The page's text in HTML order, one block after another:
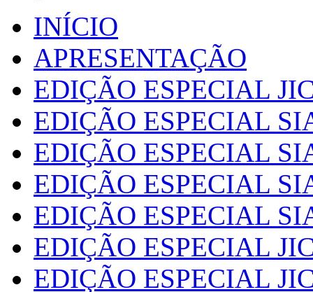
INÍCIO
APRESENTAÇÃO
EDIÇÃO ESPECIAL
EDIÇÃO ESPECIAL
EDIÇÃO ESPECIAL
EDIÇÃO ESPECIAL
EDIÇÃO ESPECIAL
EDIÇÃO ESPECIAL
EDIÇÃO ESPECIAL